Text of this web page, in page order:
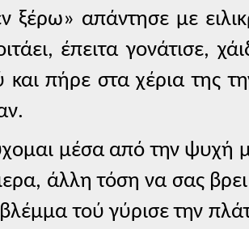
ξέρω» απάντησε με
έπειτα γονάτισε,
και πήρε στα χέρια της
μέσα από την ψυχή
άλλη τόση να σας
τού γύρισε την